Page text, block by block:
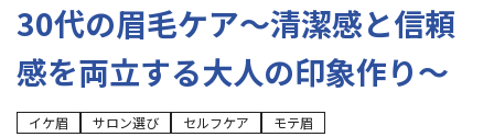
料金メニュー
スタッフ紹介
30代の眉毛ケア〜清潔感と信頼
感を両立する大人の印象作り〜
イケ眉 サロン選び セルフケア モテ眉